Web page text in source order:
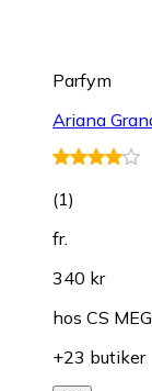
Parfym
Ariana
(1)
fr.
340 kr
hos CS
+23 butiker